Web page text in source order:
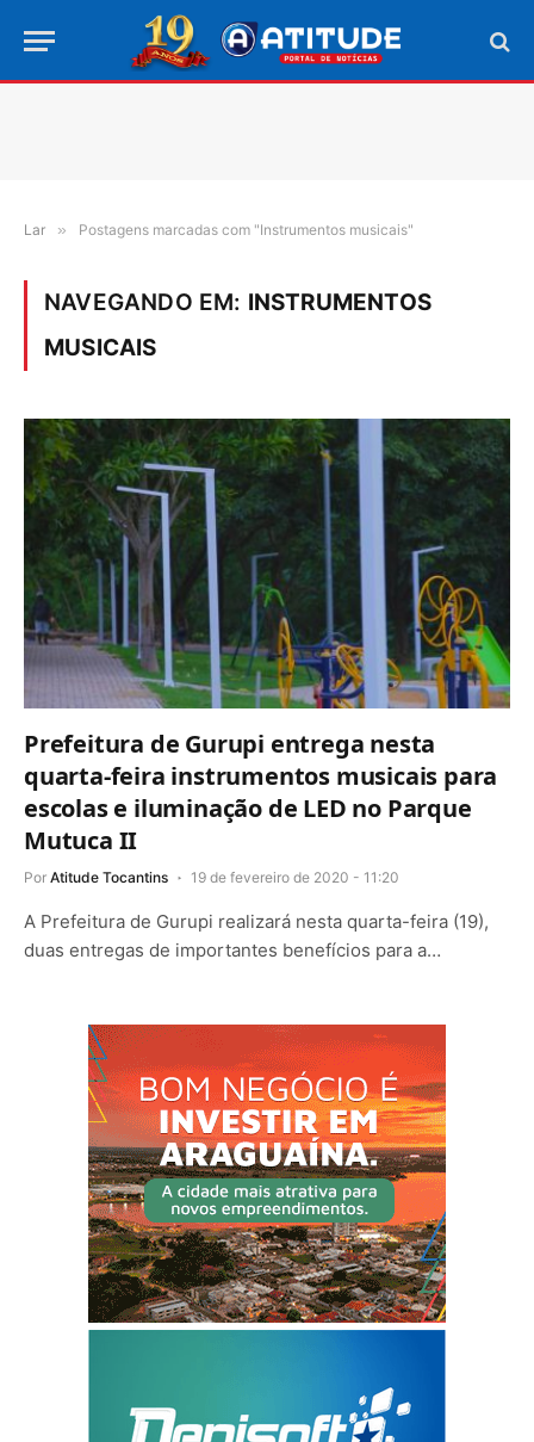
Lar » Postagens marcadas com "Instrumentos musicais"
NAVEGANDO EM: INSTRUMENTOS
MUSICAIS
Prefeitura de Gurupi entrega nesta
quarta-feira instrumentos musicais para
escolas e iluminação de LED no Parque
Mutuca II
Por Atitude Tocantins 19 de fevereiro de 2020 - 11:20
A Prefeitura de Gurupi realizará nesta quarta-feira (19),
duas entregas de importantes benefícios para a…